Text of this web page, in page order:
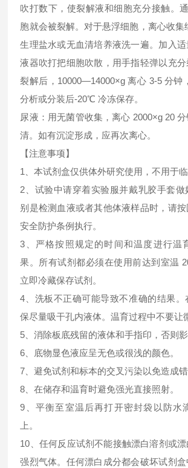
吹打数下，使裂解液和细胞充分接触。
胞就会被裂解。对于悬浮细胞，离心收集
生理盐水或无血清培养液洗一遍。加入
液器吹打把细胞吹散，用手指轻弹以充
裂解后，10000—14000×g 离心 3-5 分钟
分析或分装后-20℃ 冷冻保存。
尿液：用无菌管收集，离心 2000×g 20
清。如有沉淀形成，应再次离心。
【注意事项】
1、本试剂盒仅供体外研究使用，不用于临
2、试验中请穿着实验服并戴乳胶手套
别是检测血液或者其他体液样品时，请
安全防护条例执行。
3、严格按照规定的时间和温度进行温
果。所有试剂都必须在使用前达到室温
立即冷藏保存试剂。
4、洗板不正确可能导致不准确的结果。
保尽量吸干孔内液体。温育过程中不要让
5、消除板底残留的液体和手指印，否则影
6、底物显色液应呈无色或很浅的颜色。
7、避免试剂和标本的交叉污染以免造成错
8、在储存和温育时避免强光直接照射。
9、平衡至室温后再打开密封袋以防水
上。
10、任何反应试剂不能接触漂白溶剂或
强烈气体。任何漂白成分都会破坏试剂